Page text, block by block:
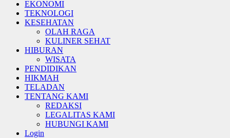
EKONOMI
TEKNOLOGI
KESEHATAN
OLAH RAGA
KULINER SEHAT
HIBURAN
WISATA
PENDIDIKAN
HIKMAH
TELADAN
TENTANG KAMI
REDAKSI
LEGALITAS KAMI
HUBUNGI KAMI
Login